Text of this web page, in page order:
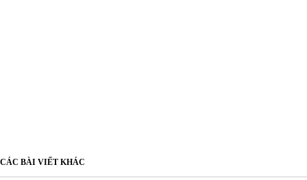
CÁC BÀI VIẾT KHÁC